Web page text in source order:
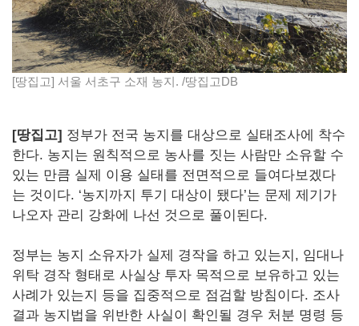
[땅집고] 서울 서초구 소재 농지. /땅집고DB
[땅집고] 정부가 전국 농지를 대상으로 실태조사에 착수
한다. 농지는 원칙적으로 농사를 짓는 사람만 소유할 수
있는 만큼 실제 이용 실태를 전면적으로 들여다보겠다
는 것이다. ‘농지까지 투기 대상이 됐다’는 문제 제기가
나오자 관리 강화에 나선 것으로 풀이된다.
정부는 농지 소유자가 실제 경작을 하고 있는지, 임대나
위탁 경작 형태로 사실상 투자 목적으로 보유하고 있는
사례가 있는지 등을 집중적으로 점검할 방침이다. 조사
결과 농지법을 위반한 사실이 확인될 경우 처분 명령 등